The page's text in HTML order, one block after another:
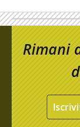
Rimani